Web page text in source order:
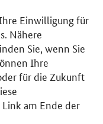
Einwilligung für
Nähere
Sie, wenn Sie
Ihre
für die Zukunft
am Ende der